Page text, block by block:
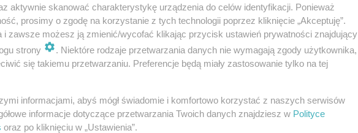
w
Prawie 16 km nowej trasy
Gdański czeka duża
zmiana
aktywnie skanować charakterystykę urządzenia do celów identyfikacji. Ponieważ
prosimy o zgodę na korzystanie z tych technologii poprzez kliknięcie „Akceptuję”.
i zawsze możesz ją zmienić/wycofać klikając przycisk ustawień prywatności znajdujący
strony
. Niektóre rodzaje przetwarzania danych nie wymagają zgody użytkownika,
się takiemu przetwarzaniu. Preferencje będą miały zastosowanie tylko na tej
informacjami, abyś mógł świadomie i komfortowo korzystać z naszych serwisów
informacje dotyczące przetwarzania Twoich danych znajdziesz w Polityce
oraz po kliknięciu w „Ustawienia”.